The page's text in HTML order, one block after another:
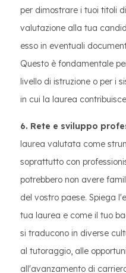
per dimostrare i tuoi titoli
valutazione alla tua
esso in eventuali
Questo è fondamentale
livello di istruzione o per i
in cui la laurea
6. Rete e sviluppo
laurea valutata come
soprattutto con
potrebbero non avere
del vostro paese. Spiega
tua laurea e come il tuo
si traducono in diverse
al tutoraggio, alle
all'avanzamento di